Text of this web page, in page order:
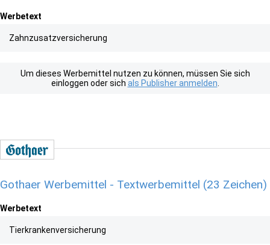
Werbetext
Zahnzusatzversicherung
Um dieses Werbemittel nutzen zu können, müssen Sie sich
einloggen oder sich als Publisher anmelden
Gothaer Werbemittel - Textwerbemittel (23 Zeichen)
Werbetext
Tierkrankenversicherung